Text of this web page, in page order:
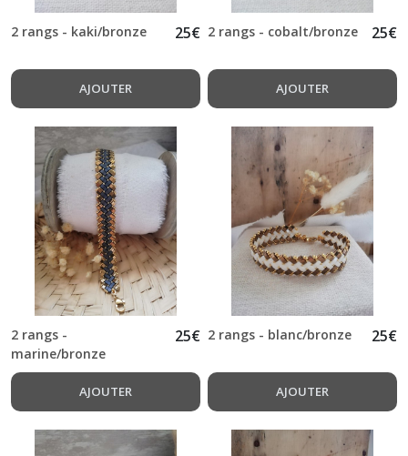
2 rangs - kaki/bronze 25€
AJOUTER
2 rangs - cobalt/bronze 25€
AJOUTER
2 rangs -
marine/bronze
25€
AJOUTER
2 rangs - blanc/bronze 25€
AJOUTER